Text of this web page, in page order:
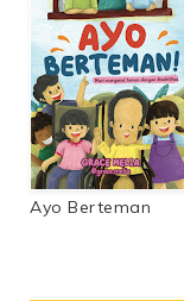
Ayo Berteman